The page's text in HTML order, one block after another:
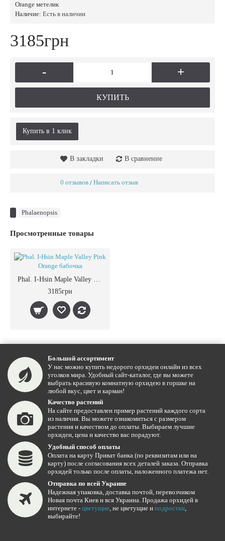
Orange метелик
Наличие: Есть в наличии
3185грн
- +
КУПИТЬ
Купить в 1 клик
В закладки В сравнение
0 отзывов / Написать отзыв
Phalaenopsis
Просмотренные товары
Phal. I-Hsin Maple Valley Pink Orange бабочка
3185грн
Большой ассортимент
У нас можно купить недорого орхидеи онлайн из всех
уголков мира. Удобный сайт-каталог, где вы можете
выбрать красивую комнатную орхидею в горшке на
любой вкус, цвет и карман!
Качество растений
На сайте предоставлен пример растений каждого сорта
из наличия. Вы можете ознакомиться с размером
растения и качеством до оплаты. Выбираем лучшие
орхидеи, цена и качество вас порадуют.
Удобный способ оплаты
Оплата на карту Приват банка (по реквизитам или на
карту) после согласования всех деталей заказа. Отправка
орхидей только после оплаты, наложенного платежа нет.
Отправка по всей Украине
Надежная упаковка, доставка почтой, перевозчиком
Новая почта Киев и вся Украина. Продажа орхидей в
интернете - цветущие, не цветущие и подростки,
выбирайте!